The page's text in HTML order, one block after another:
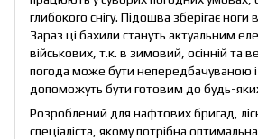
глибокого снігу. Підошва зберігає ноги в
Зараз ці бахили стануть актуальним
військових, т.к. в зимовий, осінній та
погода може бути непередбачуваною і
допоможуть бути готовим до будь-
Розроблений для нафтових бригад,
спеціаліста, якому потрібна